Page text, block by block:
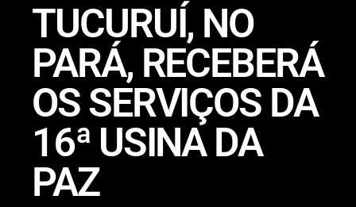
TUCURUÍ, NO
PARÁ, RECEBERÁ
OS SERVIÇOS DA
16ª USINA DA
PAZ